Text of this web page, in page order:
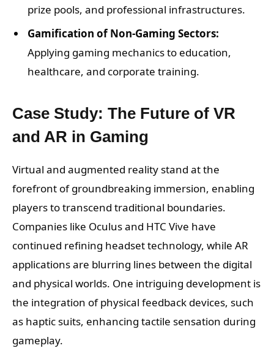
prize pools, and professional infrastructures.
Gamification of Non-Gaming Sectors:
Applying gaming mechanics to education,
healthcare, and corporate training.
Case Study: The Future of VR
and AR in Gaming
Virtual and augmented reality stand at the
forefront of groundbreaking immersion, enabling
players to transcend traditional boundaries.
Companies like Oculus and HTC Vive have
continued refining headset technology, while AR
applications are blurring lines between the digital
and physical worlds. One intriguing development is
the integration of physical feedback devices, such
as haptic suits, enhancing tactile sensation during
gameplay.